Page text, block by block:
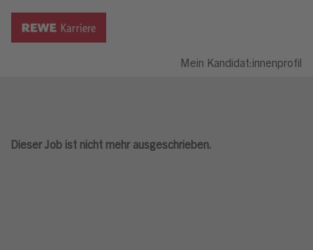
Mein Kandidat:innenprofil
Dieser Job ist nicht mehr ausgeschrieben.